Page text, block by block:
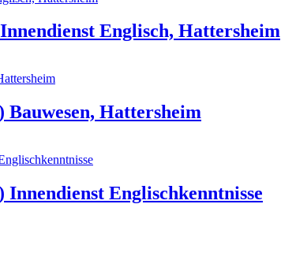
Englisch, Hattersheim
Bauwesen, Hattersheim
Innendienst Englischkenntnisse